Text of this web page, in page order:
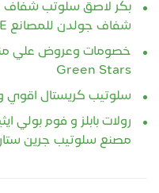
بكر لاصق سلوتب شفاف
شفاف جولدن للمصانع GOLDEN ADHESIVE TAPE
خصومات وعروض علي
Green Stars
سلوتيب كريستال اقوي
رولات بابلز و فوم
مصنع سلوتيب جرين